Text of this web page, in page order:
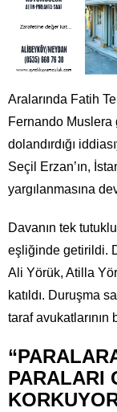
Aralarında Fatih
Fernando Muslera
dolandırdığı
Seçil Erzan’ın,
yargılanmasına
Davanın tek
eşliğinde getirildi.
Ali Yörük, Atilla
katıldı. Duruşma
taraf avukatlarının
PARALARI